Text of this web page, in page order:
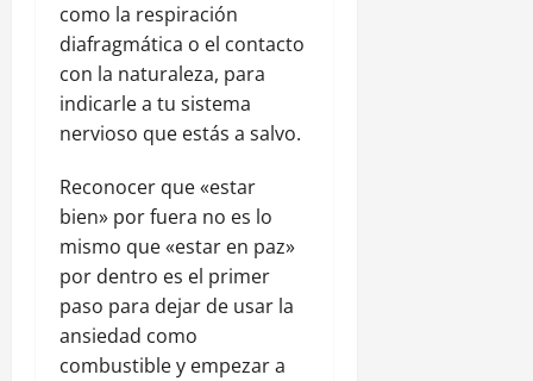
como la respiración
diafragmática o el contacto
con la naturaleza, para
indicarle a tu sistema
nervioso que estás a salvo.
Reconocer que «estar
bien» por fuera no es lo
mismo que «estar en paz»
por dentro es el primer
paso para dejar de usar la
ansiedad como
combustible y empezar a